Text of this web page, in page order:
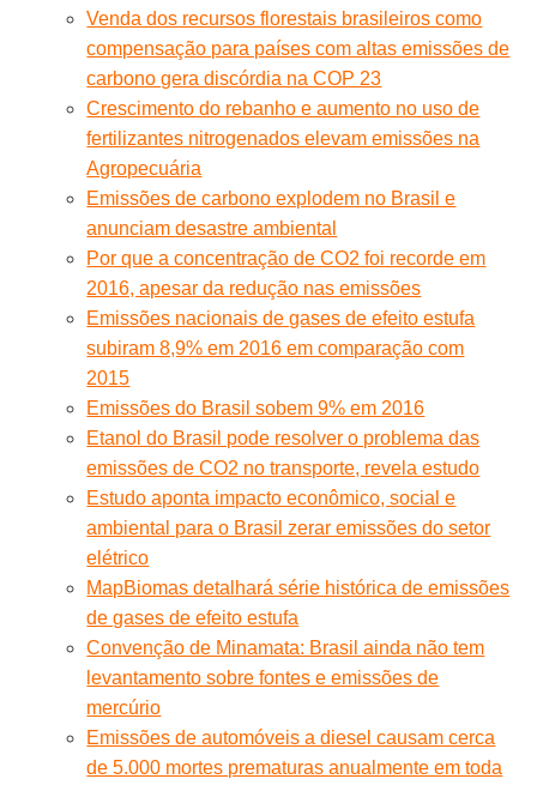
Venda dos recursos florestais brasileiros como
compensação para países com altas emissões de
carbono gera discórdia na COP 23
Crescimento do rebanho e aumento no uso de
fertilizantes nitrogenados elevam emissões na
Agropecuária
Emissões de carbono explodem no Brasil e
anunciam desastre ambiental
Por que a concentração de CO2 foi recorde em
2016, apesar da redução nas emissões
Emissões nacionais de gases de efeito estufa
subiram 8,9% em 2016 em comparação com
2015
Emissões do Brasil sobem 9% em 2016
Etanol do Brasil pode resolver o problema das
emissões de CO2 no transporte, revela estudo
Estudo aponta impacto econômico, social e
ambiental para o Brasil zerar emissões do setor
elétrico
MapBiomas detalhará série histórica de emissões
de gases de efeito estufa
Convenção de Minamata: Brasil ainda não tem
levantamento sobre fontes e emissões de
mercúrio
Emissões de automóveis a diesel causam cerca
de 5.000 mortes prematuras anualmente em toda